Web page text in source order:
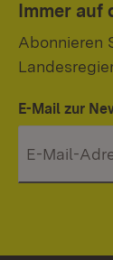
Immer auf
Abonnieren
E-Mail zur